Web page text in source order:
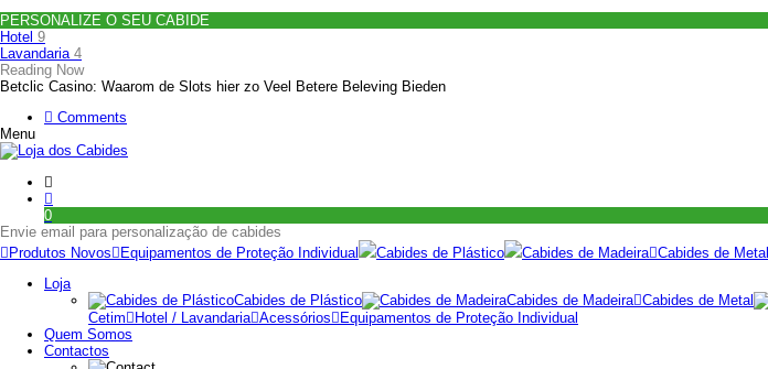
PERSONALIZE O SEU CABIDE
Hotel 9
Lavandaria 4
Reading Now
Betclic Casino: Waarom de Slots hier zo Veel Betere Beleving Bieden
Comments
Menu
0
Envie email para personalização de cabides
Produtos Novos
Equipamentos de Proteção Individual Cabides de Plástico Cabides de Madeira Cabides de Metal
Loja
Cabides de Plástico
Cabides de Madeira Cabides de Metal
Cetim
Hotel / Lavandaria Acessórios
Equipamentos de Proteção Individual
Quem Somos
Contactos